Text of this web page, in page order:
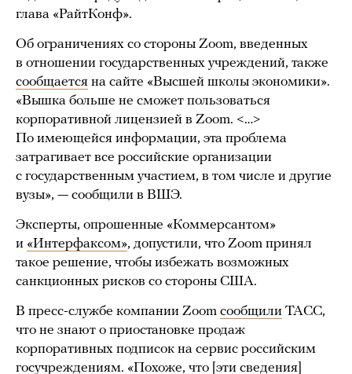
глава «РайтКонф».
Об ограничениях со стороны Zoom, введенных
в отношении государственных учреждений, также
сообщается на сайте «Высшей школы экономики».
«Вышка больше не сможет пользоваться
корпоративной лицензией в Zoom. <…>
По имеющейся информации, эта проблема
затрагивает все российские организации
с государственным участием, в том числе и другие
вузы», — сообщили в ВШЭ.
Эксперты, опрошенные «Коммерсантом»
и «Интерфаксом», допустили, что Zoom принял
такое решение, чтобы избежать возможных
санкционных рисков со стороны США.
В пресс-службе компании Zoom сообщили ТАСС,
что не знают о приостановке продаж
корпоративных подписок на сервис российским
госучреждениям. «Похоже, что [эти сведения]